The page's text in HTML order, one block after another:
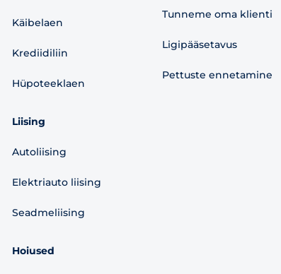
Käibelaen
Krediidiliin
Hüpoteeklaen
Liising
Autoliising
Elektriauto liising
Seadmeliising
Hoiused
Tunneme oma klienti
Ligipääsetavus
Pettuste ennetamine